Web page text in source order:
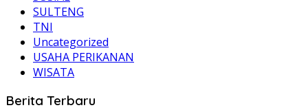
SULTENG
TNI
Uncategorized
USAHA PERIKANAN
WISATA
Berita Terbaru